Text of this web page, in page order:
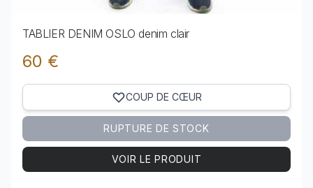
TABLIER DENIM OSLO denim clair
60 €
COUP DE CŒUR
RUPTURE DE STOCK
VOIR LE PRODUIT